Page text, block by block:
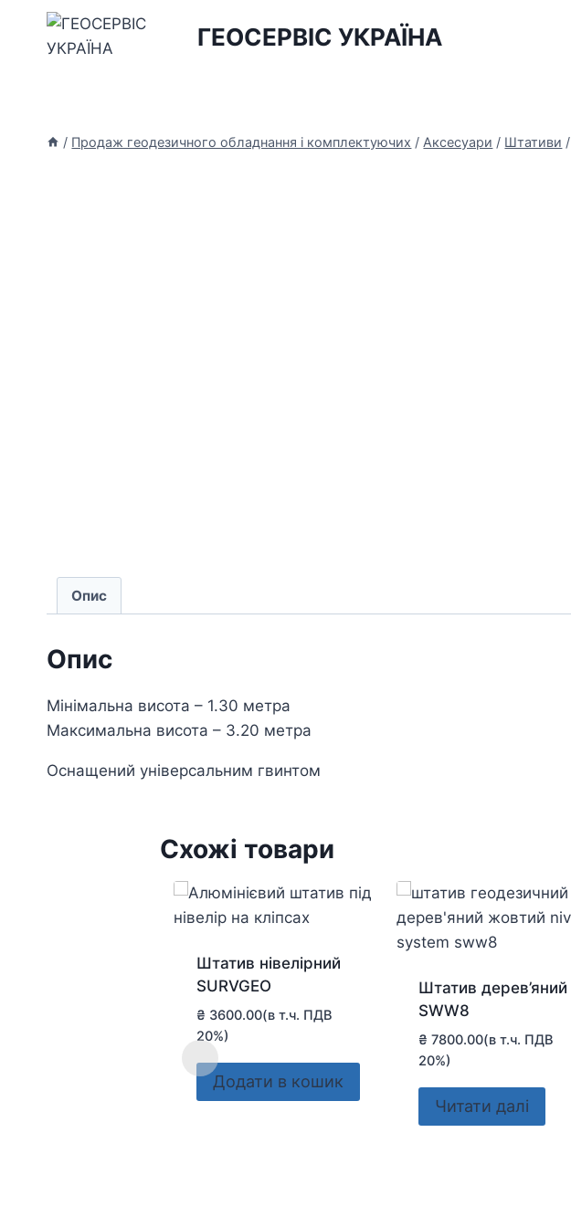
Перейти
ГЕОСЕРВІС УКРАЇНА
/ Продаж геодезичного обладнання і комплектуючих / Аксесуари / Штативи /
Опис
Опис
Мінімальна висота – 1.30 метра
Максимальна висота – 3.20 метра
Оснащений універсальним гвинтом
Схожі товари
Штатив нівелірний
SURVGEO
₴ 3600.00(в т.ч. ПДВ
20%)
Додати в кошик
Штатив дерев’яний
SWW8
₴ 7800.00(в т.ч. ПДВ
20%)
Читати далі